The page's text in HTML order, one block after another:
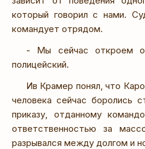
который говорил с нами.
командует отрядом.
- Мы сейчас откроем
полицейский.
Ив Крамер понял, что
человека сейчас боролись
приказу, отданному
ответственностью за
разрывался между долгом и